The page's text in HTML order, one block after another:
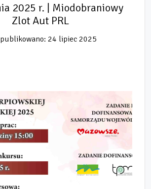
2025 r. | Miodobraniowy
Zlot Aut PRL
24 lipiec 2025